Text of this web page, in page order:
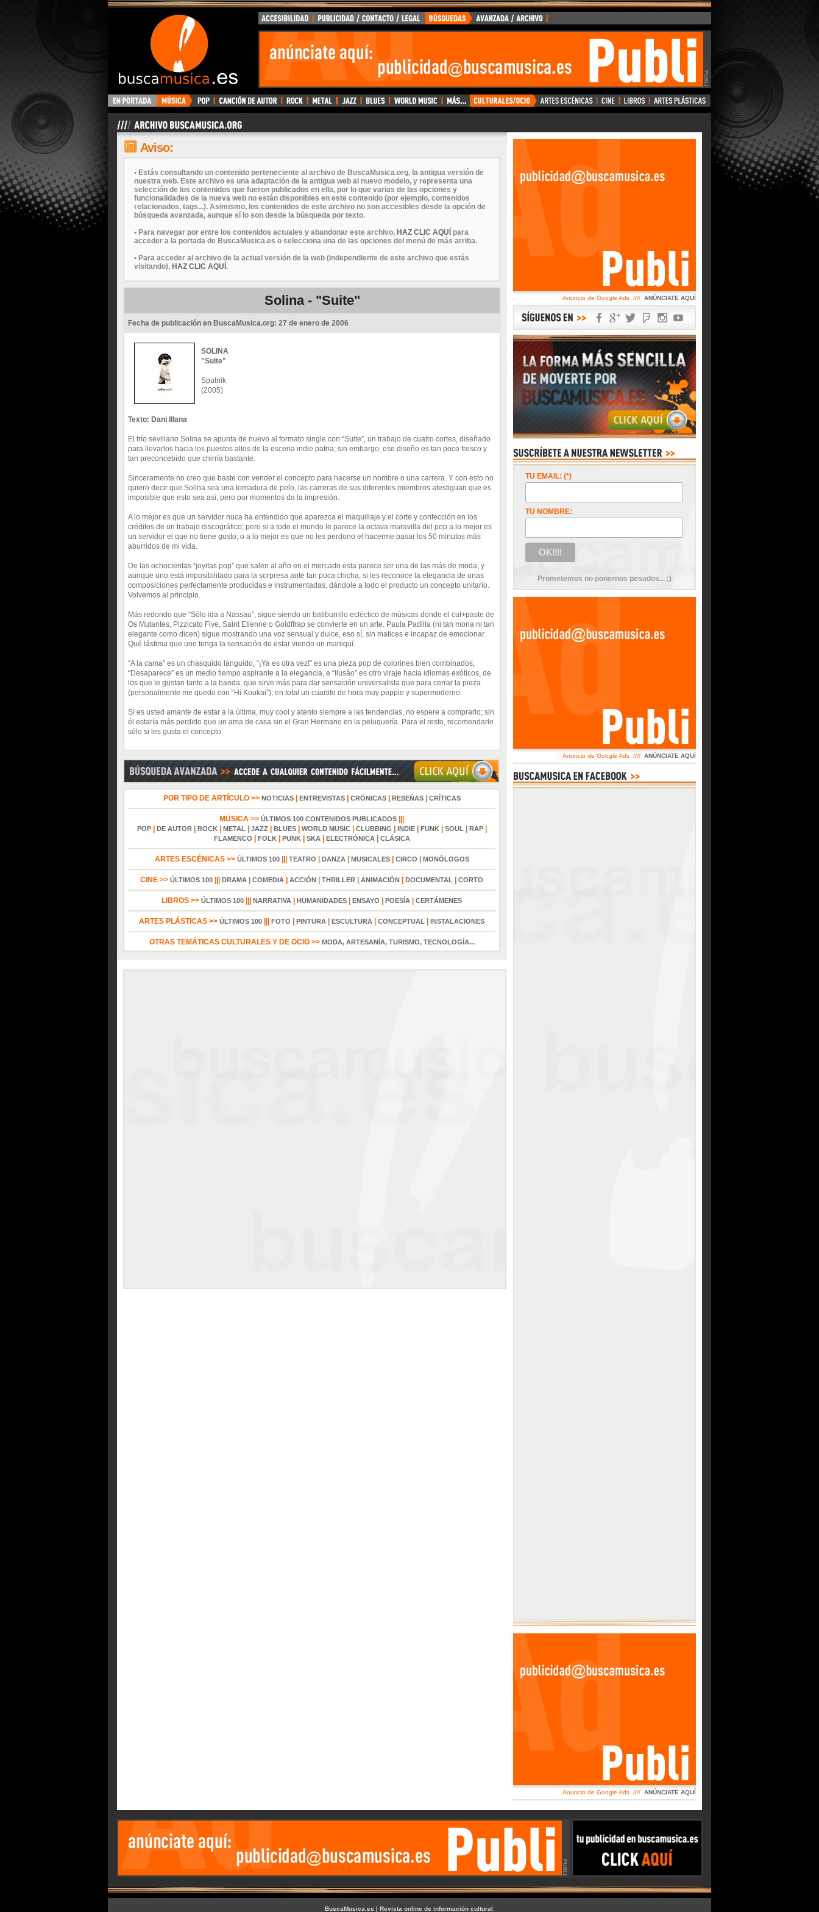
Aviso:
• Estás consultando un contenido perteneciente al archivo de BuscaMusica.org, la antigua versión de
nuestra web. Este archivo es una adaptación de la antigua web al nuevo modelo, y representa una
selección de los contenidos que fueron publicados en ella, por lo que varias de las opciones y
funcionalidades de la nueva web no están disponibles en este contenido (por ejemplo, contenidos
relacionados, tags...). Asimismo, los contenidos de este archivo no son accesibles desde la opción de
búsqueda avanzada, aunque sí lo son desde la búsqueda por texto.
• Para navegar por entre los contenidos actuales y abandonar este archivo, HAZ CLIC AQUÍ para
acceder a la portada de BuscaMusica.es o selecciona una de las opciones del menú de más arriba.
• Para acceder al archivo de la actual versión de la web (independiente de este archivo que estás
visitando), HAZ CLIC AQUÍ .
Solina - "Suite"
Fecha de publicación en BuscaMusica.org: 27 de enero de 2006
SOLINA
"Suite"
Sputnik
(2005)
Texto: Dani Illana
El trío sevillano Solina se apunta de nuevo al formato single con “Suite”, un trabajo de cuatro cortes, diseñado
para llevarlos hacia los puestos altos de la escena indie patria; sin embargo, ese diseño es tan poco fresco y
tan preconcebido que chirría bastante.
Sinceramente no creo que baste con vender el concepto para hacerse un nombre o una carrera. Y con esto no
quiero decir que Solina sea una tomadura de pelo, las carreras de sus diferentes miembros atestiguan que es
imposible que esto sea así, pero por momentos da la impresión.
A lo mejor es que un servidor nuca ha entendido que aparezca el maquillaje y el corte y confección en los
créditos de un trabajo discográfico; pero si a todo el mundo le parece la octava maravilla del pop a lo mejor es
un servidor el que no tiene gusto; o a lo mejor es que no les perdono el hacerme pasar los 50 minutos más
aburridos de mi vida.
De las ochocientas “joyitas pop” que salen al año en el mercado esta parece ser una de las más de moda, y
aunque uno está imposibilitado para la sorpresa ante tan poca chicha, si les reconoce la elegancia de unas
composiciones perfectamente producidas e instrumentadas, dándole a todo el producto un concepto unitario.
Volvemos al principio.
Más redondo que “Sólo ida a Nassau”, sigue siendo un batiburrillo ecléctico de músicas donde el cut+paste de
Os Mutantes, Pizzicato Five, Saint Etienne o Goldffrap se convierte en un arte. Paula Padilla (ni tan mona ni tan
elegante como dicen) sigue mostrando una voz sensual y dulce, eso sí, sin matices e incapaz de emocionar.
Qué lástima que uno tenga la sensación de estar viendo un maniquí.
“A la cama” es un chasquido lánguido, “¡Ya es otra vez!” es una pieza pop de colorines bien combinados,
“Desaparece” es un medio tiempo aspirante a la elegancia, e “Ilusâo” es otro viraje hacia idiomas exóticos, de
los que le gustan tanto a la banda, que sirve más para dar sensación universalista que para cerrar la pieza
(personalmente me quedo con “Hi Koukai”); en total un cuartito de hora muy poppie y supermoderno.
Si es usted amante de estar a la última, muy cool y atento siempre a las tendencias, no espere a comprarlo; sin
él estaría más perdido que un ama de casa sin el Gran Hermano en la peluquería. Para el resto, recomendarlo
sólo si les gusta el concepto.
POR TIPO DE ARTÍCULO >> NOTICIAS| ENTREVISTAS| CRÓNICAS| RESEÑAS| CRÍTICAS
MÚSICA >> ÚLTIMOS 100 CONTENIDOS PUBLICADOS
POP| DE AUTOR| ROCK| METAL| JAZZ| BLUES| WORLD MUSIC| CLUBBING INDIE| FUNK| SOUL| RAP|
FLAMENCO FOLK| PUNK| SKA| ELECTRÓNICA| CLÁSICA
ARTES ESCÉNICAS >> ÚLTIMOS 100||| TEATRO DANZA| MUSICALES| CIRCO MONÓLOGOS
CINE >> ÚLTIMOS 100 DRAMA COMEDIA ACCIÓN THRILLER ANIMACIÓN DOCUMENTAL CORTO
LIBROS >> ÚLTIMOS 100 NARRATIVA HUMANIDADES ENSAYO POESÍA CERTÁMENES
ARTES PLÁSTICAS >> ÚLTIMOS 100 FOTO PINTURA ESCULTURA CONCEPTUAL INSTALACIONES
OTRAS TEMÁTICAS CULTURALES Y DE OCIO >> MODA, ARTESANÍA, TURISMO, TECNOLOGÍA...
Anuncio de Google Ads //// ANÚNCIATE AQUÍ
TU EMAIL: (*)
TU NOMBRE:
Prometemos no ponernos pesados... ;)
Anuncio de Google Ads //// ANÚNCIATE AQUÍ
Anuncio de Google Ads //// ANÚNCIATE AQUÍ
BuscaMusica.es | Revista online de información cultural